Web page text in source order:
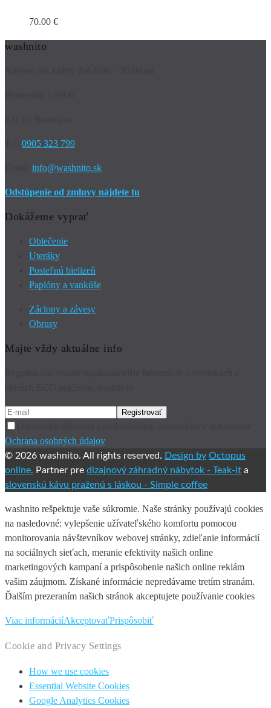
70.00 €
washnito
0905 323 799
info@washnito.sk
Odstúpenie od zmluvy nájdete tu
Dokážeme vyprať
Oblečenie
Uteráky
Posteľnú bielizeň
Paplóny a vankúše
Záclony a závesy
Obrusy
Majte vždy aktuálne info
Ochrana osobných údajov
© 2026 washnito. All rights reserved. Design by Octopus
online. Partner pre dizajnový záhradný nábytok - Teak-it a
slovenskú kávu praženú s láskou - Simple coffee
washnito rešpektuje vaše súkromie. Naše stránky používajú cookies
na nasledovné: vylepšenie užívateľského komfortu pomocou
monitorovania návštevníkov webovej stránky, zdieľanie informácií
na sociálnych sieťach, meranie efektivity našich online
marketingových kampaní a prispôsobenie našich online reklám
vašim záujmom. Získané informácie nepredávame tretím stranám.
Ďalším prezeraním našich stránok akceptujete používanie cookies
Viac informáciíAkceptovaťPrispôsobiť
Cookie and Privacy Settings
How we use cookies
Essential Website Cookies
Google Analytics Cookies